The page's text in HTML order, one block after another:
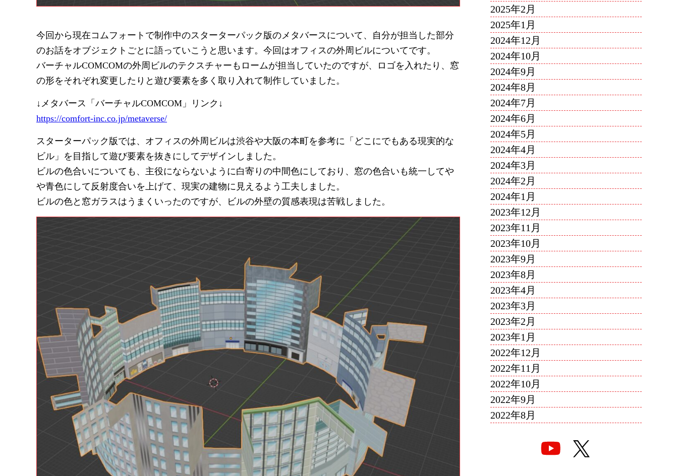
今回から現在コムフォートで制作中のスターターパック版のメタバースについて、自分が担当した部分
のお話をオブジェクトごとに語っていこうと思います。今回はオフィスの外周ビルについてです。
バーチャルCOMCOMの外周ビルのテクスチャーもロームが担当していたのですが、ロゴを入れたり、窓
の形をそれぞれ変更したりと遊び要素を多く取り入れて制作していました。
↓メタバース「バーチャルCOMCOM」リンク↓
https://comfort-inc.co.jp/metaverse/
スターターパック版では、オフィスの外周ビルは渋谷や大阪の本町を参考に「どこにでもある現実的な
ビル」を目指して遊び要素を抜きにしてデザインしました。
ビルの色合いについても、主役にならないように白寄りの中間色にしており、窓の色合いも統一してや
や青色にして反射度合いを上げて、現実の建物に見えるよう工夫しました。
ビルの色と窓ガラスはうまくいったのですが、ビルの外壁の質感表現は苦戦しました。
2025年2月
2025年1月
2024年12月
2024年10月
2024年9月
2024年8月
2024年7月
2024年6月
2024年5月
2024年4月
2024年3月
2024年2月
2024年1月
2023年12月
2023年11月
2023年10月
2023年9月
2023年8月
2023年4月
2023年3月
2023年2月
2023年1月
2022年12月
2022年11月
2022年10月
2022年9月
2022年8月